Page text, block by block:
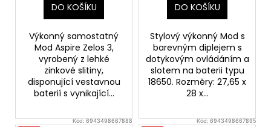
DO KOŠÍKU
Výkonný samostatný
Mod Aspire Zelos 3,
vyrobený z lehké
zinkové slitiny,
disponující vestavnou
baterií s vynikající...
DO KOŠÍKU
Stylový výkonný Mod s
barevným diplejem s
dotykovým ovládáním a
slotem na baterii typu
18650. Rozměry: 27,65 x
28 x...
Kód:6943498667888
Kód:6943498667895